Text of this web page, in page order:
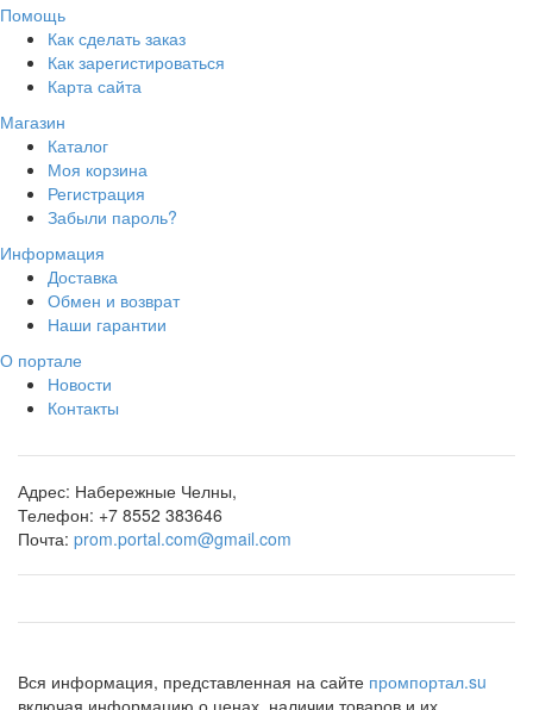
Помощь
Как сделать заказ
Как зарегистироваться
Карта сайта
Магазин
Каталог
Моя корзина
Регистрация
Забыли пароль?
Информация
Доставка
Обмен и возврат
Наши гарантии
О портале
Новости
Контакты
Адрес: Набережные Челны,
Телефон: +7 8552 383646
Почта: prom.portal.com@gmail.com
Вся информация, представленная на сайте промпортал.su
включая информацию о ценах, наличии товаров и их